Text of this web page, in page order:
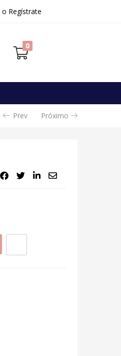
o Regístrate
0
Prev Próximo